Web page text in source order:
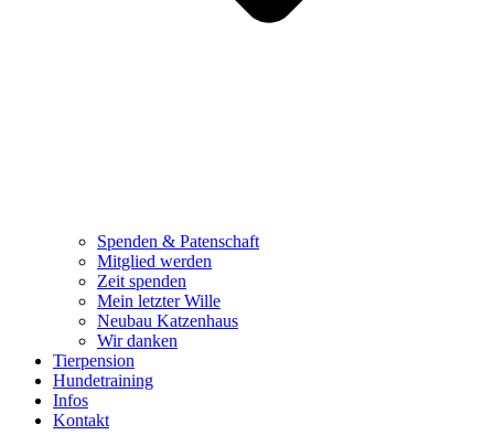
Spenden & Patenschaft
Mitglied werden
Zeit spenden
Mein letzter Wille
Neubau Katzenhaus
Wir danken
Tierpension
Hundetraining
Infos
Kontakt